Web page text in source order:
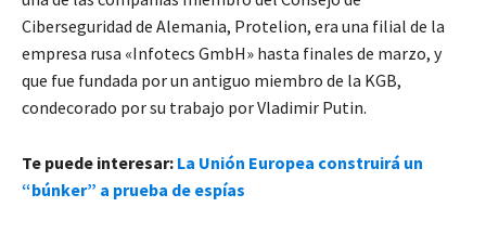
Ciberseguridad de Alemania, Protelion, era una filial de la
empresa rusa «Infotecs GmbH» hasta finales de marzo, y
que fue fundada por un antiguo miembro de la KGB,
condecorado por su trabajo por Vladimir Putin.
Te puede interesar: La Unión Europea construirá un
“búnker” a prueba de espías